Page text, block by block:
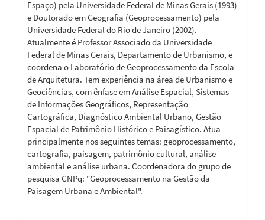
Espaço) pela Universidade Federal de Minas Gerais (1993)
e Doutorado em Geografia (Geoprocessamento) pela
Universidade Federal do Rio de Janeiro (2002).
Atualmente é Professor Associado da Universidade
Federal de Minas Gerais, Departamento de Urbanismo, e
coordena o Laboratório de Geoprocessamento da Escola
de Arquitetura. Tem experiência na área de Urbanismo e
Geociências, com ênfase em Análise Espacial, Sistemas
de Informações Geográficos, Representação
Cartográfica, Diagnóstico Ambiental Urbano, Gestão
Espacial de Patrimônio Histórico e Paisagístico. Atua
principalmente nos seguintes temas: geoprocessamento,
cartografia, paisagem, patrimônio cultural, análise
ambiental e análise urbana. Coordenadora do grupo de
pesquisa CNPq: "Geoprocessamento na Gestão da
Paisagem Urbana e Ambiental".